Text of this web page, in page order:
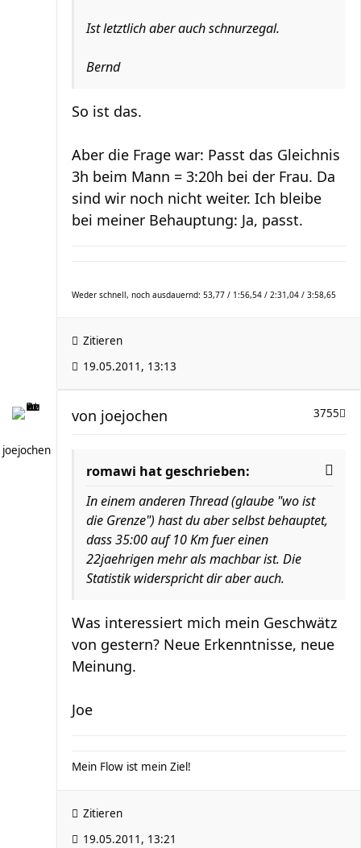
Ist letztlich aber auch schnurzegal.
Bernd
So ist das.
Aber die Frage war: Passt das Gleichnis
3h beim Mann = 3:20h bei der Frau. Da
sind wir noch nicht weiter. Ich bleibe
bei meiner Behauptung: Ja, passt.
Weder schnell, noch ausdauernd: 53,77 / 1:56,54 / 2:31,04 / 3:58,65
Zitieren
19.05.2011, 13:13
joejochen
3755
von joejochen
romawi hat geschrieben:
In einem anderen Thread (glaube "wo ist
die Grenze") hast du aber selbst behauptet,
dass 35:00 auf 10 Km fuer einen
22jaehrigen mehr als machbar ist. Die
Statistik widerspricht dir aber auch.
Was interessiert mich mein Geschwätz
von gestern? Neue Erkenntnisse, neue
Meinung.
Joe
Mein Flow ist mein Ziel!
Zitieren
19.05.2011, 13:21